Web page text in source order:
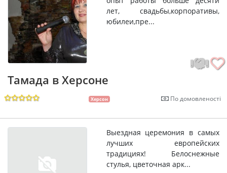
лет, свадьбы,корпоративы,
юбилеи,пре...
Тамада в Херсоне
Херсон По домовленості
Выездная церемония в самых
лучших европейских
традициях! Белоснежные
стулья, цветочная арк...